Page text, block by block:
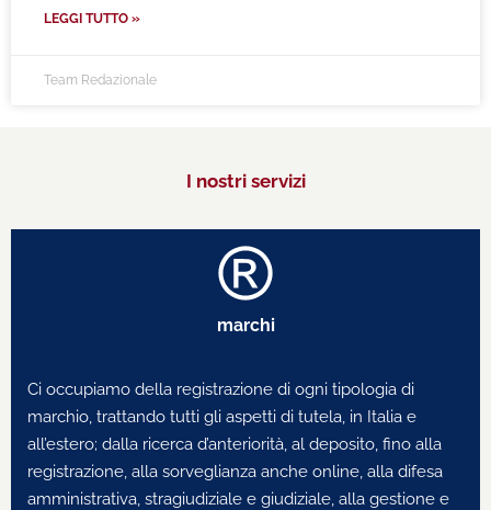
LEGGI TUTTO »
Team Redazionale
I nostri servizi
marchi
Ci occupiamo della registrazione di ogni tipologia di
marchio, trattando tutti gli aspetti di tutela, in Italia e
all’estero; dalla ricerca d’anteriorità, al deposito, fino alla
registrazione, alla sorveglianza anche online, alla difesa
amministrativa, stragiudiziale e giudiziale, alla gestione e